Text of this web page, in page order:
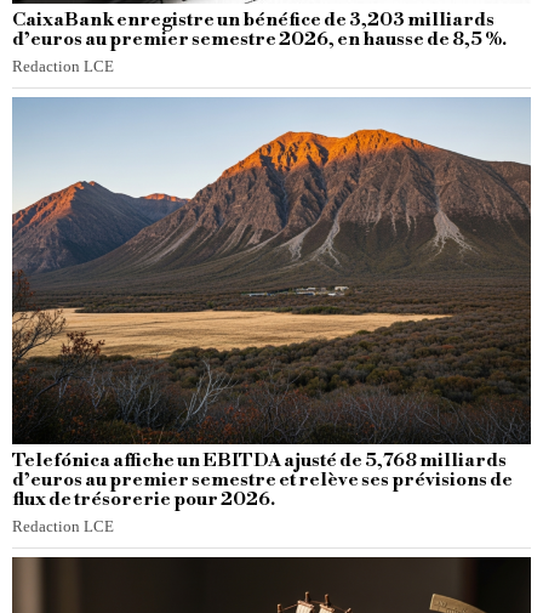
CaixaBank enregistre un bénéfice de 3,203 milliards
d’euros au premier semestre 2026, en hausse de 8,5 %.
Redaction LCE
Telefónica affiche un EBITDA ajusté de 5,768 milliards
d’euros au premier semestre et relève ses prévisions de
flux de trésorerie pour 2026.
Redaction LCE